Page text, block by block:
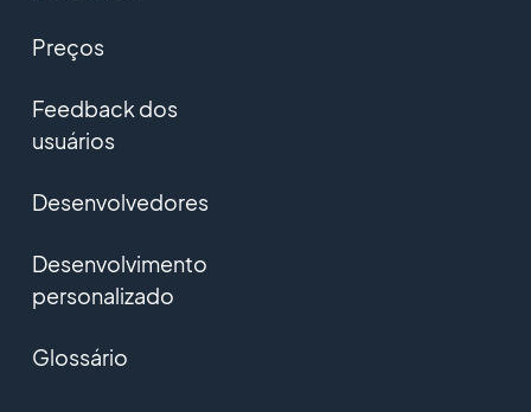
Preços
Feedback dos
usuários
Desenvolvedores
Desenvolvimento
personalizado
Glossário